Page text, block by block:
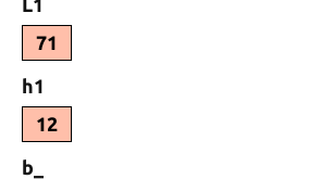
71
Select
h1
12
Select
b_